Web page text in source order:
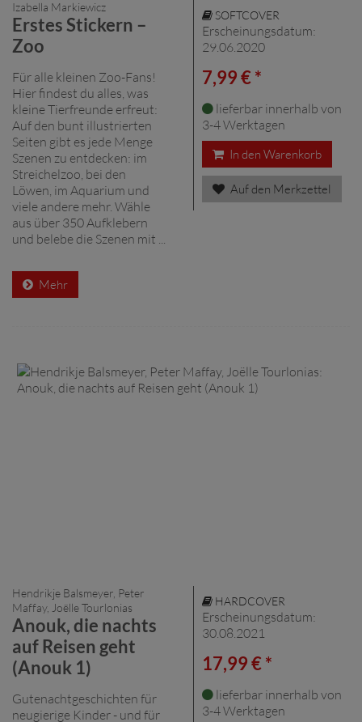
Izabella Markiewicz
Erstes Stickern –
Zoo
Für alle kleinen Zoo-Fans!
Hier findest du alles, was
kleine Tierfreunde erfreut:
Auf den bunt illustrierten
Seiten gibt es jede Menge
Szenen zu entdecken: im
Streichelzoo, bei den
Löwen, im Aquarium und
viele andere mehr. Wähle
aus über 350 Aufklebern
und belebe die Szenen mit ...
Mehr
SOFTCOVER
Erscheinungsdatum:
29.06.2020
7,99 € *
lieferbar innerhalb von
3-4 Werktagen
In den Warenkorb
Auf den Merkzettel
Hendrikje Balsmeyer, Peter
Maffay, Joëlle Tourlonias
Anouk, die nachts
auf Reisen geht
(Anouk 1)
Gutenachtgeschichten für
neugierige Kinder - und für
HARDCOVER
Erscheinungsdatum:
30.08.2021
17,99 € *
lieferbar innerhalb von
3-4 Werktagen